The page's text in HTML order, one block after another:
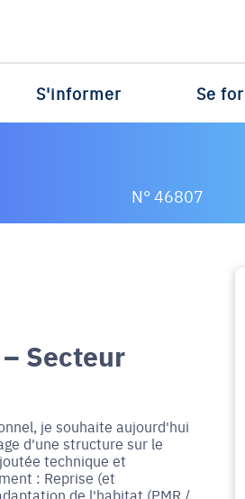
S'informer Se
N° 46807
Secteur
je souhaite aujourd'hui
d'une structure sur le
technique et
: Reprise (et
de l'habitat (PMR /